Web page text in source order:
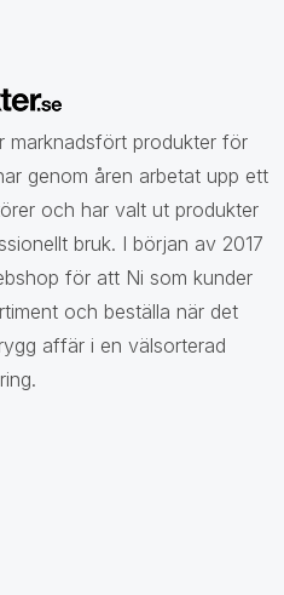
marknadsfört produkter för
genom åren arbetat upp ett
och har valt ut produkter
bruk. I början av 2017
för att Ni som kunder
och beställa när det
affär i en välsorterad